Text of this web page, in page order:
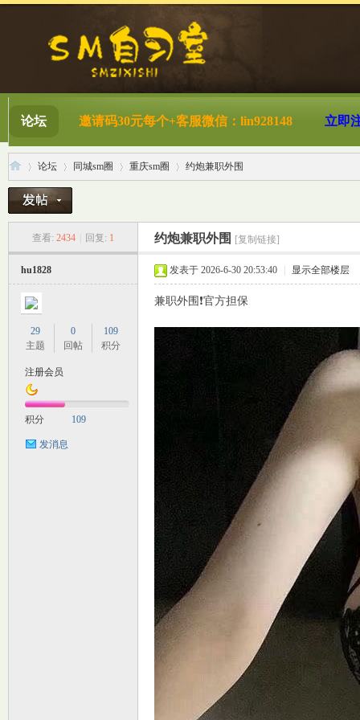
论坛 邀请码30元每个+客服微信：lin928148 立即
论坛
›
同城sm圈 重庆sm圈
›
约炮兼职外围
查看: 2434 回复: 1 约炮兼职外围 [复制链接]
hu1828
29
主题
0
回帖
109
积分
注册会员
积分 109
发消息
发表于 2026-6-30 20:53:40 显示全部楼层
兼职外围❗️官方担保